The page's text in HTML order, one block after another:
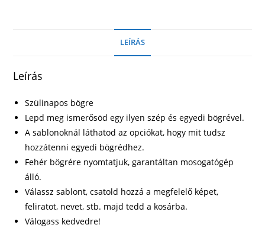
LEÍRÁS
Leírás
Szülinapos bögre
Lepd meg ismerősöd egy ilyen szép és egyedi bögrével.
A sablonoknál láthatod az opciókat, hogy mit tudsz
hozzátenni egyedi bögrédhez.
Fehér bögrére nyomtatjuk, garantáltan mosogatógép
álló.
Válassz sablont, csatold hozzá a megfelelő képet,
feliratot, nevet, stb. majd tedd a kosárba.
Válogass kedvedre!